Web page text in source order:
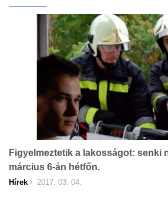
Figyelmeztetik a lakosságot: senki
március 6-án hétfőn.
Hírek 2017. 03. 04.